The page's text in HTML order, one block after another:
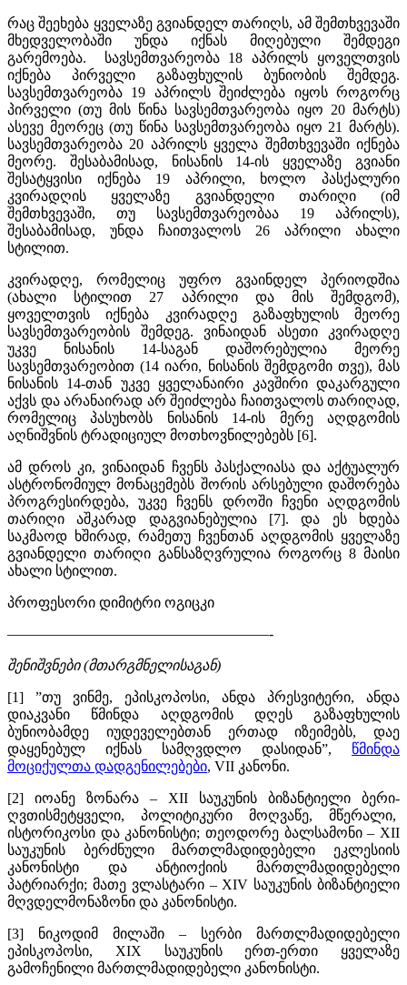
რაც შეეხება ყველაზე გვიანდელ თარიღს, ამ შემთხვევაში
მხედველობაში უნდა იქნას მიღებული შემდეგი
გარემოება. სავსემთვარეობა 18 აპრილს ყოველთვის
იქნება პირველი გაზაფხულის ბუნიობის შემდეგ.
სავსემთვარეობა 19 აპრილს შეიძლება იყოს როგორც
პირველი (თუ მის წინა სავსემთვარეობა იყო 20 მარტს)
ასევე მეორეც (თუ წინა სავსემთვარეობა იყო 21 მარტს).
სავსემთვარეობა 20 აპრილს ყველა შემთხვევაში იქნება
მეორე. შესაბამისად, ნისანის 14-ის ყველაზე გვიანი
შესატყვისი იქნება 19 აპრილი, ხოლო პასქალური
კვირადღის ყველაზე გვიანდელი თარიღი (იმ
შემთხვევაში, თუ სავსემთვარეობაა 19 აპრილს),
შესაბამისად, უნდა ჩაითვალოს 26 აპრილი ახალი
სტილით.
კვირადღე, რომელიც უფრო გვაინდელ პერიოდშია
(ახალი სტილით 27 აპრილი და მის შემდგომ),
ყოველთვის იქნება კვირადღე გაზაფხულის მეორე
სავსემთვარეობის შემდეგ. ვინაიდან ასეთი კვირადღე
უკვე ნისანის 14-საგან დაშორებულია მეორე
სავსემთვარეობით (14 იარი, ნისანის შემდგომი თვე), მას
ნისანის 14-თან უკვე ყველანაირი კავშირი დაკარგული
აქვს და არანაირად არ შეიძლება ჩაითვალოს თარიღად,
რომელიც პასუხობს ნისანის 14-ის მერე აღდგომის
აღნიშვნის ტრადიციულ მოთხოვნილებებს [6].
ამ დროს კი, ვინაიდან ჩვენს პასქალიასა და აქტუალურ
ასტრონომიულ მონაცემებს შორის არსებული დაშორება
პროგრესირდება, უკვე ჩვენს დროში ჩვენი აღდგომის
თარიღი აშკარად დაგვიანებულია [7]. და ეს ხდება
საკმაოდ ხშირად, რამეთუ ჩვენთან აღდგომის ყველაზე
გვიანდელი თარიღი განსაზღვრულია როგორც 8 მაისი
ახალი სტილით.
პროფესორი დიმიტრი ოგიცკი
——————————————————-
შენიშვნები (მთარგმნელისაგან)
[1] ”თუ ვინმე, ეპისკოპოსი, ანდა პრესვიტერი, ანდა
დიაკვანი წმინდა აღდგომის დღეს გაზაფხულის
ბუნიობამდე იუდეველებთან ერთად იზეიმებს, დაე
დაყენებულ იქნას სამღვდლო დასიდან”, წმინდა
მოციქულთა დადგენილებები, VII კანონი.
[2] იოანე ზონარა – XII საუკუნის ბიზანტიელი ბერი-
ღვთისმეტყველი, პოლიტიკური მოღვაწე, მწერალი,
ისტორიკოსი და კანონისტი; თეოდორე ბალსამონი – XII
საუკუნის ბერძნული მართლმადიდებელი ეკლესიის
კანონისტი და ანტიოქიის მართლმადიდებელი
პატრიარქი; მათე ვლასტარი – XIV საუკუნის ბიზანტიელი
მღვდელმონაზონი და კანონისტი.
[3] ნიკოდიმ მილაში – სერბი მართლმადიდებელი
ეპისკოპოსი, XIX საუკუნის ერთ-ერთი ყველაზე
გამოჩენილი მართლმადიდებელი კანონისტი.